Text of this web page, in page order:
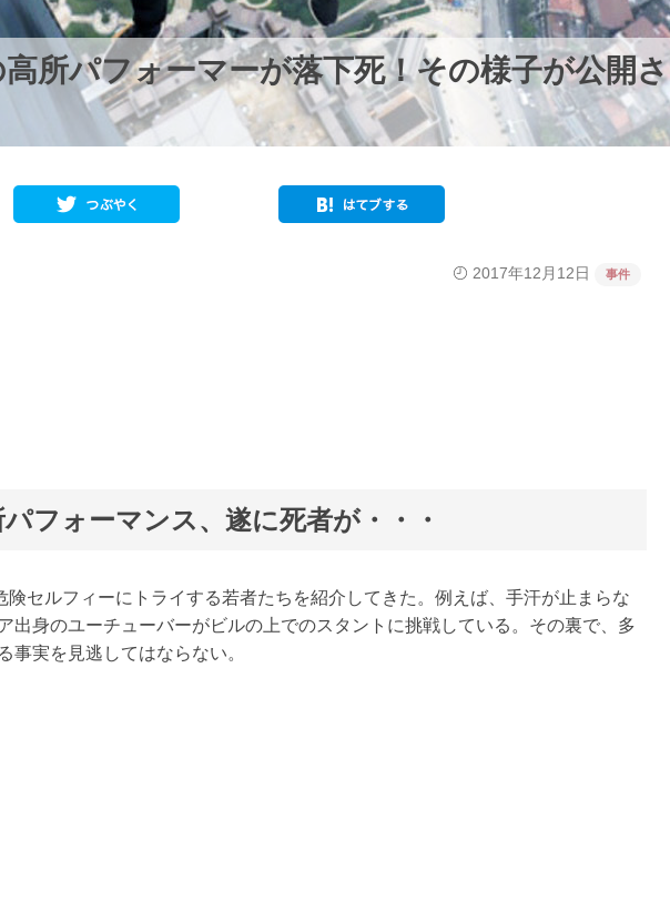
高所パフォーマーが落下死！その様子が公開さ
2017年12月12日 事件
フォーマンス、遂に死者が・・・
セルフィーにトライする若者たちを紹介してきた。例えば、手汗が止まらな
出身のユーチューバーがビルの上でのスタントに挑戦している。その裏で、多
事実を見逃してはならない。